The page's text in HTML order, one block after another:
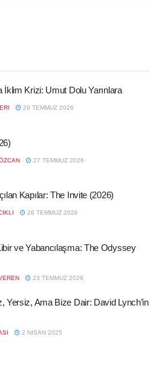
İklim Krizi: Umut Dolu Yarınlara
29 TEMMUZ 2026
27 TEMMUZ 2026
Kapılar: The Invite (2026)
26 TEMMUZ 2026
ve Yabancılaşma: The Odyssey
23 TEMMUZ 2026
Yersiz, Ama Bize Dair: David Lynch’in
2 NISAN 2025